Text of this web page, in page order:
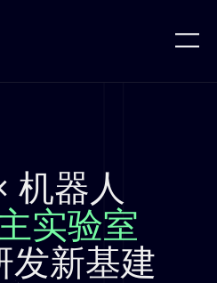
机器人
实验室
发新基建